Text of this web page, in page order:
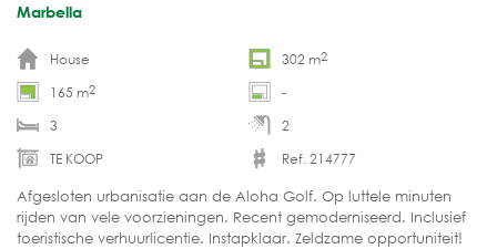
Marbella
House 302 m2
165 m2
-
3
2
TE KOOP
Ref. 214777
Afgesloten urbanisatie aan de Aloha Golf. Op luttele minuten
rijden van vele voorzieningen. Recent gemoderniseerd. Inclusief
toeristische verhuurlicentie. Instapklaar. Zeldzame opportuniteit!